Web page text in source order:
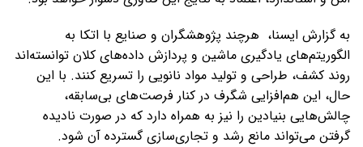
به گزارش ایسنا، هرچند پژوهشگران و صنایع با اتکا به
الگوریتم‌های یادگیری ماشین و پردازش داده‌های کلان توانسته‌اند
روند کشف، طراحی و تولید مواد نانویی را تسریع کنند. با این
حال، این هم‌افزایی شگرف در کنار فرصت‌های بی‌سابقه،
چالش‌هایی بنیادین را نیز به همراه دارد که در صورت نادیده
گرفتن می‌تواند مانع رشد و تجاری‌سازی گسترده آن شود.